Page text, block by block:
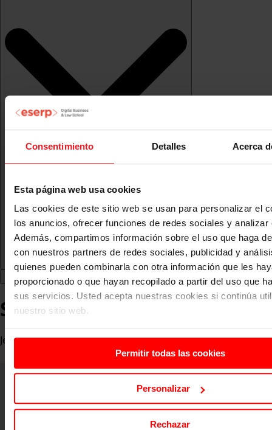
Consentimiento Detalles Acerca
Esta página web usa cookies
Las cookies de este sitio web se usan para personalizar el
los anuncios, ofrecer funciones de redes sociales y analizar
Además, compartimos información sobre el uso que haga
con nuestros partners de redes sociales, publicidad y
quienes pueden combinarla con otra información que les
proporcionado o que hayan recopilado a partir del uso que
sus servicios. Usted acepta nuestras cookies si continúa
nuestro sitio web.
Permitir todas las cookies
Personalizar
Rechazar
Susana Deyà
Jefa de Departamento de Recursos Humanos en TIRME